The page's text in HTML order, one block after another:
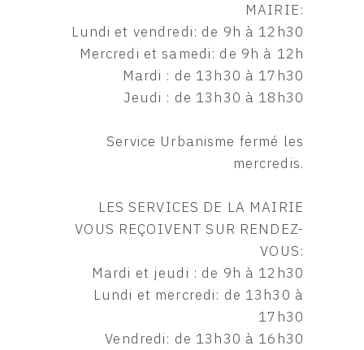
MAIRIE:
Lundi et vendredi: de 9h à 12h30
Mercredi et samedi: de 9h à 12h
Mardi : de 13h30 à 17h30
Jeudi : de 13h30 à 18h30
Service Urbanisme fermé les
mercredis.
LES SERVICES DE LA MAIRIE
VOUS REÇOIVENT SUR RENDEZ-
VOUS:
Mardi et jeudi : de 9h à 12h30
Lundi et mercredi: de 13h30 à
17h30
Vendredi: de 13h30 à 16h30